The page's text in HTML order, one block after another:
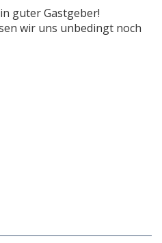
guter Gastgeber!
wir uns unbedingt noch